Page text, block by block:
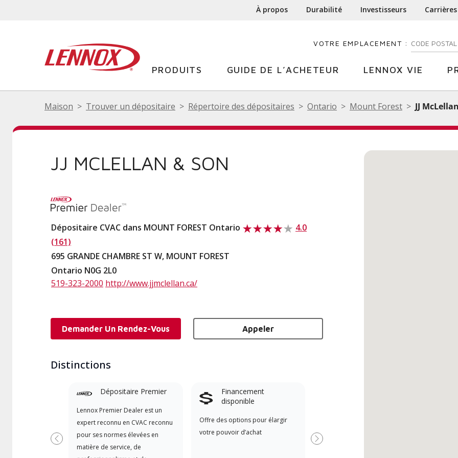
À propos Durabilité Investisseurs Carrières
VOTRE EMPLACEMENT : ENTREZ
PRODUITS GUIDE DE L’ACHETEUR LENNOX VIE
Maison Trouver un dépositaire Répertoire des dépositaires Ontario Mount Forest JJ
JJ MCLELLAN & SON
Dépositaire CVAC dans MOUNT FOREST Ontario
4.0
(161)
695 GRANDE CHAMBRE ST W, MOUNT FOREST
Ontario N0G 2L0
519-323-2000 http://www.jjmclellan.ca/
Demander Un Rendez-Vous Appeler
Distinctions
Dépositaire Premier
Lennox Premier Dealer est un
expert reconnu en CVAC reconnu
pour ses normes élevées en
matière de service, de
Financement
disponible
Offre des options pour élargir
votre pouvoir d’achat
Premier Dealer spécialement
Précédent Suivant